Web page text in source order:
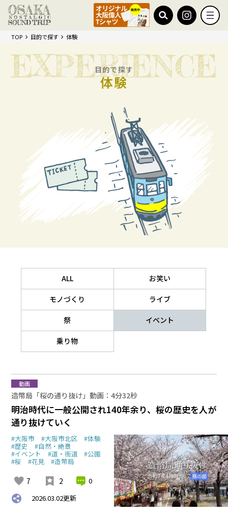
TOP 目的で探す 体験
目的で探す
体験
ALL お笑い
モノづくり ライブ
祭 イベント
乗り物
造幣局「桜の通り抜け」動画：4分32秒
明治時代に一般公開され140年余り、桜の歴史を人が
通り抜けていく
#大阪市 #大阪市北区 #体験
#歴史 #自然・絶景
#イベント #道・街道 #公園
#桜 #花見 #造幣局
7 2
0
2026.03.02更新
動画